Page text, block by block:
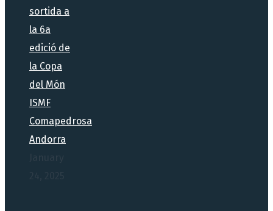
sortida a
la 6a
edició de
la Copa
del Món
ISMF
Comapedrosa
Andorra